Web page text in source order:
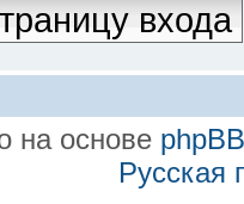
входа
на основе phpBB
Русская